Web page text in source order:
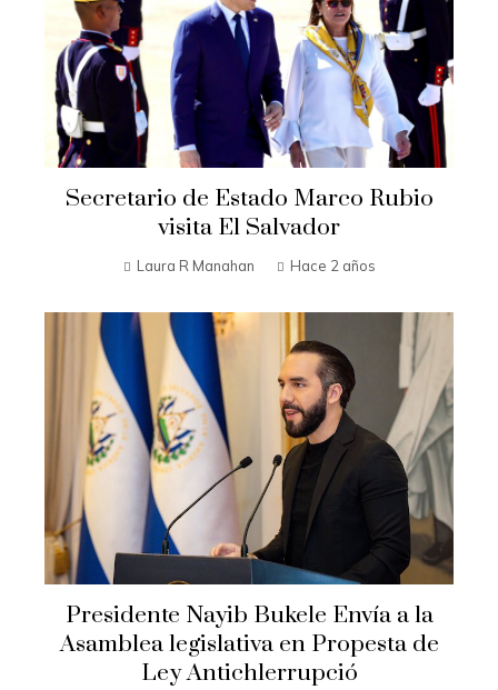
Secretario de Estado Marco Rubio
visita El Salvador
Laura R Manahan Hace 2 años
Presidente Nayib Bukele Envía a la
Asamblea legislativa en Propesta de
Ley Antichlerrupció